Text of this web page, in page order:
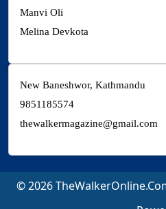
Manvi Oli
Melina Devkota
New Baneshwor, Kathmandu
9851185574
thewalkermagazine@gmail.com
© 2026 TheWalkerOnline.Com